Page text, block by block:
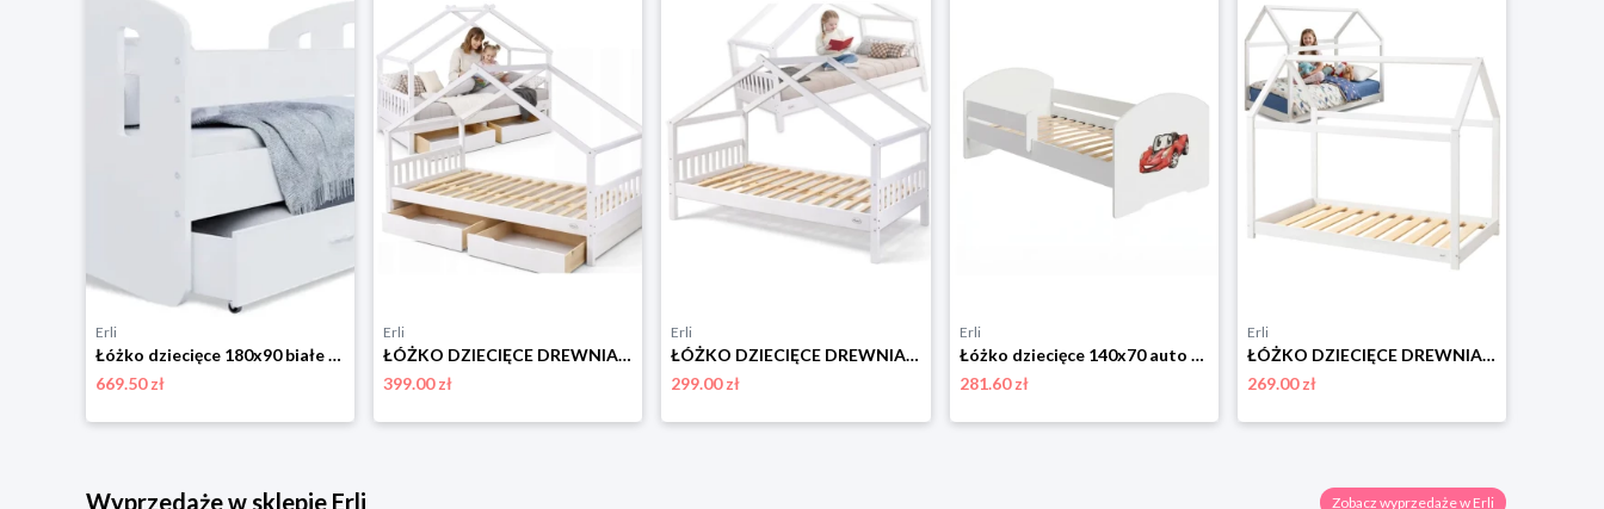
Erli
Łóżko dziecięce 180x90 białe + materac HAPPY
669.50 zł
Erli
ŁÓŻKO DZIECIĘCE DREWNIANE 200x90 HELIA DOMEK 90x200 + STELAŻ + SZUFLADY
399.00 zł
Erli
ŁÓŻKO DZIECIĘCE DREWNIANE 200x90 ALCUBE HELIA DOMEK 90x200 + STELAŻ
299.00 zł
Erli
Łóżko dziecięce 140x70 auto tapczan jednoosobowy biały barierka stelaż LUK
281.60 zł
Erli
ŁÓŻKO DZIECIĘCE DREWNIANE 160x80 MONTESSORI DOMEK 80x160 + STELAŻ
269.00 zł
Wyprzedaże w sklepie Erli Zobacz wyprzedaże w Erli